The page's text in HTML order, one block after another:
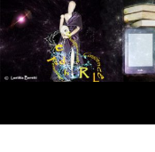
Aller
au
contenu